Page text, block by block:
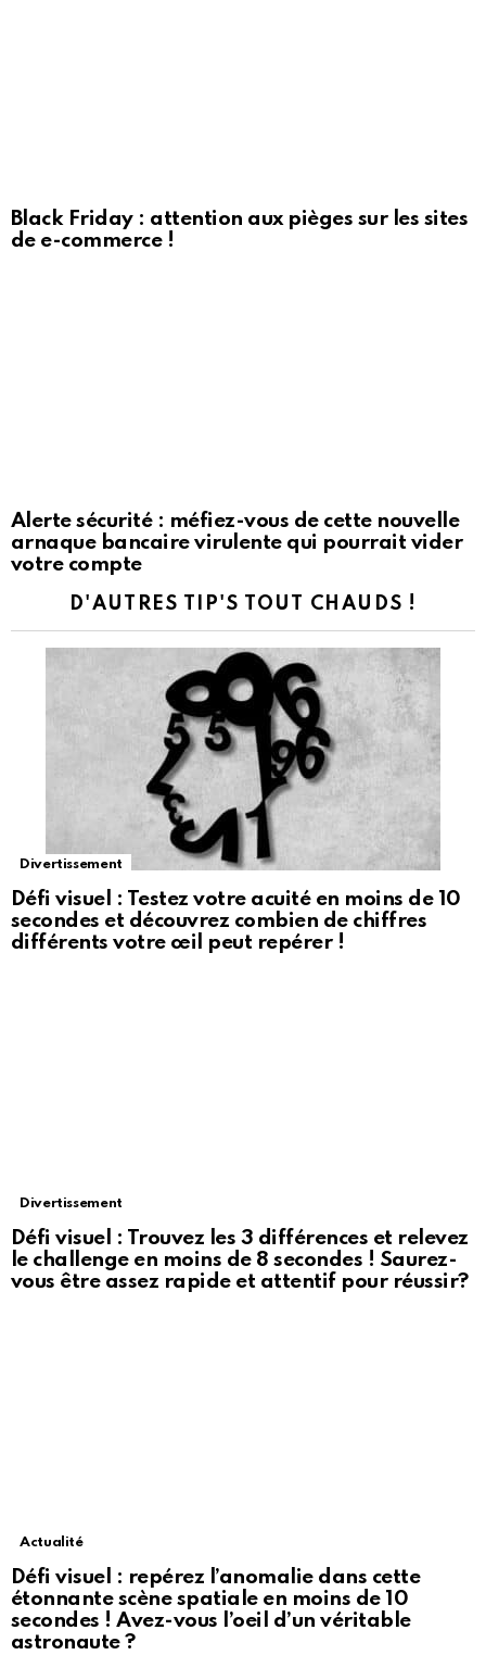
Black Friday : attention aux pièges sur les sites
de e-commerce !
Alerte sécurité : méfiez-vous de cette nouvelle
arnaque bancaire virulente qui pourrait vider
votre compte
D'AUTRES TIP'S TOUT CHAUDS !
Divertissement
Défi visuel : Testez votre acuité en moins de 10
secondes et découvrez combien de chiffres
différents votre œil peut repérer !
Divertissement
Défi visuel : Trouvez les 3 différences et relevez
le challenge en moins de 8 secondes ! Saurez-
vous être assez rapide et attentif pour réussir?
Actualité
Défi visuel : repérez l’anomalie dans cette
étonnante scène spatiale en moins de 10
secondes ! Avez-vous l’oeil d’un véritable
astronaute ?